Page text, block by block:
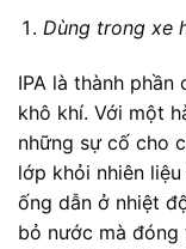
Dùng trong xe
IPA là thành phần
khô khí. Với một
những sự cố cho
lớp khỏi nhiên
ống dẫn ở nhiệt
bỏ nước mà